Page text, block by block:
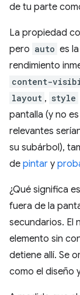
de tu parte
La propiedad
pero auto es
rendimiento
content-
layout , style
pantalla (y no
relevantes
su subárbol),
de pintar y
¿Qué significa
fuera de la
secundarios. El
elemento sin
detiene allí. Se
como el diseño